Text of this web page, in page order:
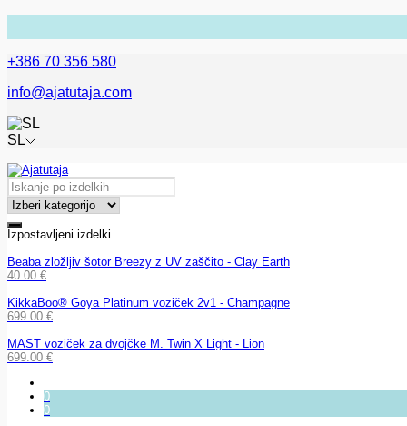
+386 70 356 580
info@ajatutaja.com
SL
Izpostavljeni izdelki
Beaba zložljiv šotor Breezy z UV zaščito - Clay Earth
40.00 €
KikkaBoo® Goya Platinum voziček 2v1 - Champagne
699.00 €
MAST voziček za dvojčke M. Twin X Light - Lion
699.00 €
0
0